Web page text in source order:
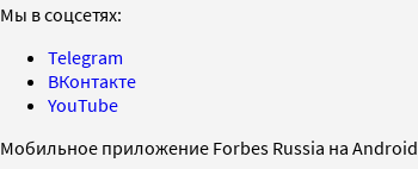
Мы в соцсетях:
Telegram
ВКонтакте
YouTube
Мобильное приложение Forbes Russia на Android